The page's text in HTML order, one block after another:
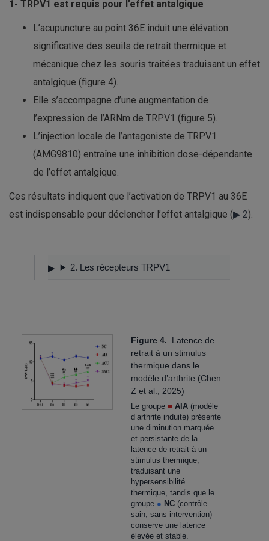
1- TRPV1 est requis pour l’effet antalgique
L’acupuncture au point 36E induit une élévation
significative des seuils de retrait thermique et
mécanique chez les souris traitées traduisant un effet
antalgique (figure 4).
Elle s’accompagne d’une augmentation de
l’expression de l’ARNm de TRPV1 (figure 5).
L’injection locale de l’antagoniste de TRPV1
(AMG9810) entraîne une inhibition dose-dépendante
de l’effet antalgique.
Ces résultats indiquent que l’activation de TRPV1 au 36E
est indispensable pour déclencher l’effet antalgique (▶ 2).
2. Les récepteurs TRPV1
Figure 4. Latence de
retrait à un stimulus
thermique dans le
modèle d’arthrite (Chen
Z et al., 2025)
Le groupe■ AIA(modèle
d’arthrite induite) présente
une diminution marquée
et persistante de la
latence de retrait à un
stimulus thermique,
traduisant une
hypersensibilité
thermique, tandis que le
groupe ● NC(contrôle
sain, sans intervention)
conserve une latence
élevée et stable.